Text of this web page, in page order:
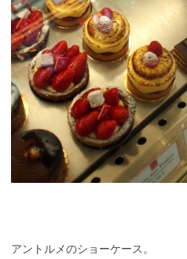
アントルメのショーケース。